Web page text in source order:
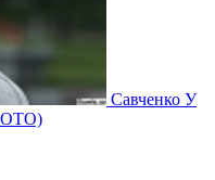
Савченко У